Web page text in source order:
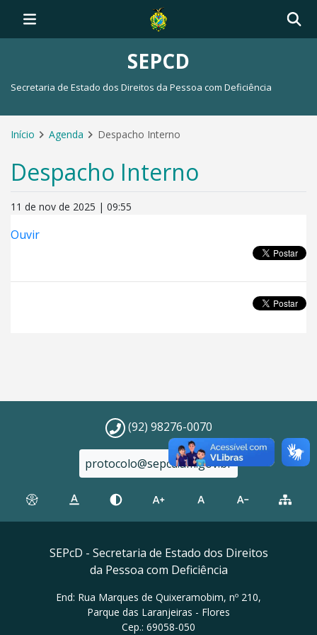
SEPCD
Secretaria de Estado dos Direitos da Pessoa com Deficiência
Início Agenda Despacho Interno
Despacho Interno
11 de nov de 2025 | 09:55
Ouvir
(92) 98276-0070
protocolo@sepcd.am.gov.br
SEPcD - Secretaria de Estado dos Direitos
da Pessoa com Deficiência
End: Rua Marques de Quixeramobim, nº 210,
Parque das Laranjeiras - Flores
Cep.: 69058-050